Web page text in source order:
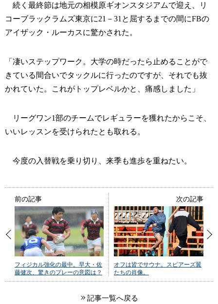
続く最終節は地元の相模原ギオンスタジアムで迎え、リ
コーブラックラムズ東京に21－31と屈するまでの間にFBの
アイザック・ルーカスに驚かされた。
「凄いステップワーク。大学の時だったら止めることがで
きている間合いでタックルに行ったのですが、それでも抜
かれていた。これがトップレベルかと、痛感しました」
リーグワン1部のチームでレギュラーを獲れたからこそ、
いいレッスンを受けられたとも取れる。
今度の入替戦を乗り切り、来季も進歩を重ねたい。
前の記事
フィジカル強化の最中。早大・佐
藤健次、驚きのプレーの意図は？
次の記事
オフは皆でサウナ。スピアーズ翼
たちの肖像。
記事一覧へ戻る